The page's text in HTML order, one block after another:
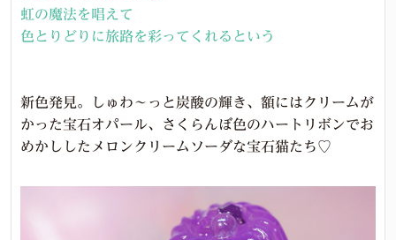
虹の魔法を唱えて
色とりどりに旅路を彩ってくれるという
新色発見。しゅわ～っと炭酸の輝き、額にはクリームが
かった宝石オパール、さくらんぼ色のハートリボンでお
めかししたメロンクリームソーダな宝石猫たち♡